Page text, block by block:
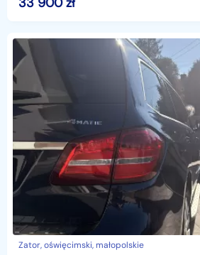
Zator, oświęcimski, małopolskie